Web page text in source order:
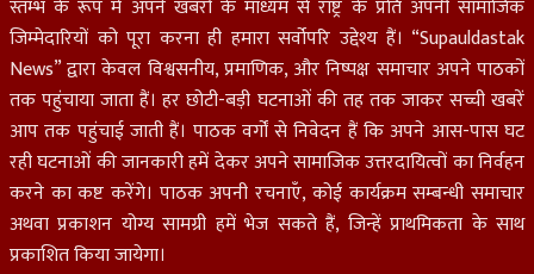
स्तम्भ के रूप में अपने खबरों के माध्यम से राष्ट्र के प्रति अपनी सामाजिक
जिम्मेदारियों को पूरा करना ही हमारा सर्वोपरि उद्देश्य हैं। “Supauldastak
News” द्वारा केवल विश्वसनीय, प्रमाणिक, और निष्पक्ष समाचार अपने पाठकों
तक पहुंचाया जाता हैं। हर छोटी-बड़ी घटनाओं की तह तक जाकर सच्ची खबरें
आप तक पहुंचाई जाती हैं। पाठक वर्गों से निवेदन हैं कि अपने आस-पास घट
रही घटनाओं की जानकारी हमें देकर अपने सामाजिक उत्तरदायित्वों का निर्वहन
करने का कष्ट करेंगे। पाठक अपनी रचनाएँ, कोई कार्यक्रम सम्बन्धी समाचार
अथवा प्रकाशन योग्य सामग्री हमें भेज सकते हैं, जिन्हें प्राथमिकता के साथ
प्रकाशित किया जायेगा।